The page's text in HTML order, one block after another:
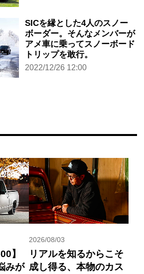
SICを縁とした4人のスノー
ボーダー。そんなメンバーが
アメ車に乗ってスノーボード
トリップを敢行。
2022/12/26 12:00
】
みが
2026/08/03
リアルを知るからこそ
成し得る、本物のカス